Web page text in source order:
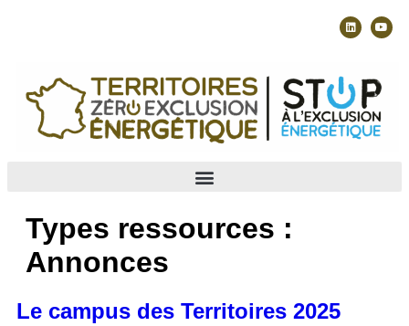
Types ressources :
Annonces
Le campus des Territoires 2025